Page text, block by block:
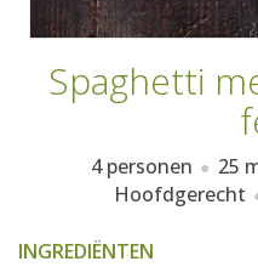
Spaghetti
4 personen 25
Hoofdgerecht
INGREDIËNTEN